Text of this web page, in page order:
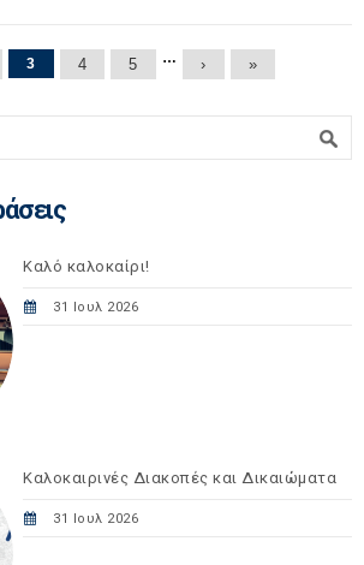
3 4 5 … › »
Καλό καλοκαίρι!
31 Ιουλ 2026
Καλοκαιρινές Διακοπές και Δικαιώματα
31 Ιουλ 2026